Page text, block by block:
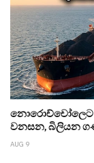
නොරොච්චෝලෙට
වනසන, බිලියන
AUG 9